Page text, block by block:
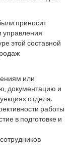
приносит
управления
этой составной
или
документацию и
отдела.
работы
в подготовке и